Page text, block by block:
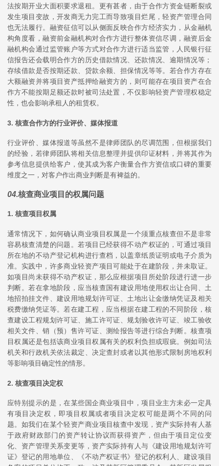
法按期开业大面积要求退租。更有甚者，由于合作方资金链断裂或
发生项目变故，开发商无力完工而导致项目烂尾，轻资产管理合同
也无法履行。融资征信可以从侧面反映合作方经济实力，从金融机
构角度看，融资前金融机构对合作方进行整体资信尽调，融资后金
融机构会通过监管账户等方式对合作方进行适当监管，人民银行征
信报告还会载明合作方的历史借款情况、还款情况、逾期情况等；
存续借款是否按期还款、贷款余额、担保情况等等。若合作方存在
大额融资并将项目资产抵押给融资方的，则可能存在项目资产在合
作方不能按期足额还款时被司法处置，不仅影响轻资产管理权稳定
性，也会影响承租人的租赁权。
3. 核查合作方的行业评价、媒体报道
行业评价、媒体报道等虽然不是律师团队的尽调范围，但根据我们
的经验，若律师团队将相关信息整理并提供印证材料，并将其作为
参考信息提供给客户，使其成为客户衡量合作方资信或口碑的重要
维度之一，对客户作出商业判断是有裨益的。
04.核查商业项目的权属问题
1. 核查项目权属
通常情况下，如何确认商业项目权属是一个须重点核查但不是非常
容易核查清楚的问题。若项目已经获得不动产权证的，可通过项目
所在地的不动产登记机构进行查档，以盖章纸质证明或电子介质为
准。实践中，许多商业轻资产项目可能处于在建阶段，并未取证。
如项目尚未获得不动产权证，那么应根据项目所处阶段进行进一步
判断。若在拿地阶段，应当核查国有建设用地使用权出让合同、土
地招拍挂文件、建设用地规划许可证、土地出让金缴纳凭证及相关
税费缴纳凭证等。若在建工程，应当根据在建工程的不同阶段，核
查建设工程规划许可证、施工许可证、规划验收许可证、竣工验收
相关文件、销（预）售许可证、测绘报告等进行综合判断。核查项
目权属还是包括该商业项目权属有关的权利负担或瑕疵。例如司法
机关和行政机关依法裁定、决定查封或者以其他形式限制房地权利
等影响项目确定性的情形。
2. 核查项目决定权
应特别提示的是，在某些国企商业项目中，项目业主方未必一定具
有项目决定权，即项目权属或者项目决定权可能是两个不同的问
题。如我们在某个轻资产商业项目核查中发现，资产实际持有人基
于政府财政部门的资产转让协议而获得资产，但由于项目定位变
化、资产管理关系变更等，资产实际持有人与《建设用地规划许可
证》登记的用地单位、《不动产权证书》登记的权利人、建设项目